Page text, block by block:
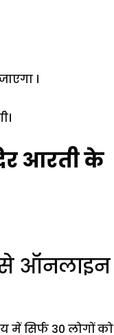
।
आरती के
से ऑनलाइन
में सिर्फ 30 लोगों को